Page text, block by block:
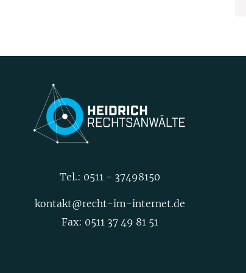
Tel.: 0511 - 37498150
kontakt@recht-im-internet.de
Fax: 0511 37 49 81 51